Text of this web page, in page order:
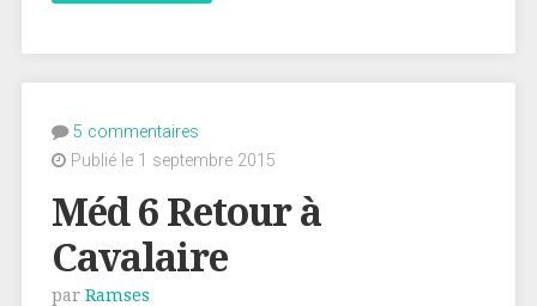
5 commentaires
Publié le 1 septembre 2015
Méd 6 Retour à
Cavalaire
par Ramses